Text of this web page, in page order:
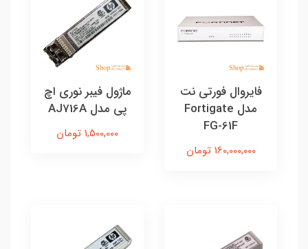
فایروال فورتی نت
مدل Fortigate
FG-61F
160,000,000 تومان
ماژول فیبر نوری اچ‌
پی مدل AJ716A
1,500,000 تومان